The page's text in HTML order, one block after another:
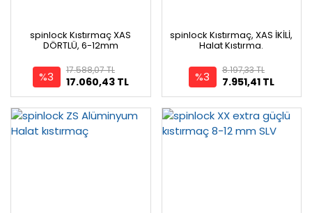
spinlock Kıstırmaç XAS
DÖRTLÜ, 6-12mm
%3 17.060,43 TL
17.588,07 TL
spinlock Kıstırmaç, XAS İKİLİ,
Halat Kıstırma.
%3 7.951,41 TL
8.197,33 TL